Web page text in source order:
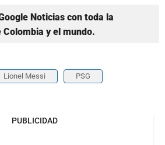
Noticias con toda la
y el mundo.
Lionel Messi PSG
PUBLICIDAD